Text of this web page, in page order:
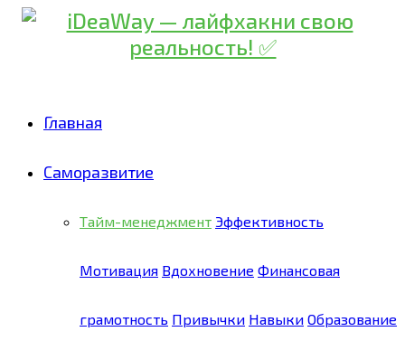
Главная
Саморазвитие
Тайм-менеджмент Эффективность
Мотивация Вдохновение Финансовая
грамотность Привычки Навыки Образование